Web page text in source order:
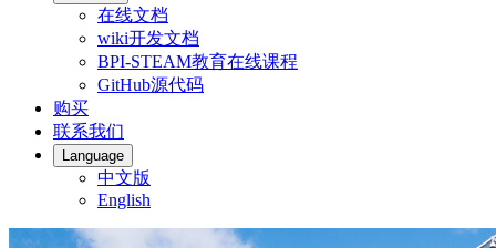
在线文档
wiki开发文档
BPI-STEAM教育在线课程
GitHub源代码
购买
联系我们
Language
中文版
English